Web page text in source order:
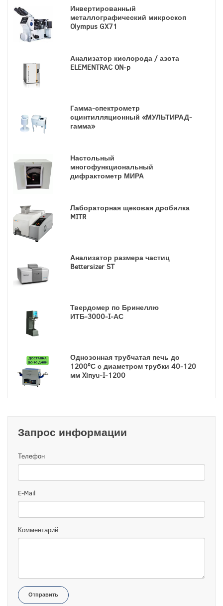
Запрос информации
Телефон
E-Mail
Комментарий
Отправить
Инвертированный
металлографический микроскоп
Olympus GX71
Анализатор кислорода / азота
ELEMENTRAC ON-p
Гамма-спектрометр
сцинтилляционный «МУЛЬТИРАД-
гамма»
Настольный
многофункциональный
дифрактометр МИРА
Лабораторная щековая дробилка
MITR
Анализатор размера частиц
Bettersizer ST
Твердомер по Бринеллю
ИТБ-3000-I-АС
Однозонная трубчатая печь до
1200ºС с диаметром трубки 40-120
мм Xinyu-I-1200